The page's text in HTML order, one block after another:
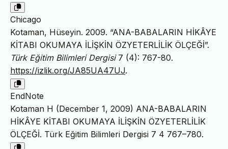
Chicago
Kotaman, Hüseyin. 2009. “ANA-BABALARIN HİKÂYE
KİTABI OKUMAYA İLİŞKİN ÖZYETERLİLİK ÖLÇEĞİ”.
Türk Eğitim Bilimleri Dergisi7 (4): 767-80.
https://izlik.org/JA85UA47UJ.
EndNote
Kotaman H (December 1, 2009) ANA-BABALARIN
HİKÂYE KİTABI OKUMAYA İLİŞKİN ÖZYETERLİLİK
ÖLÇEĞİ. Türk Eğitim Bilimleri Dergisi 7 4 767–780.